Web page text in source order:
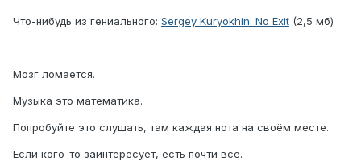
Что-нибудь из гениального: Sergey Kuryokhin: No Exit (2,5 мб)
Мозг ломается.
Музыка это математика.
Попробуйте это слушать, там каждая нота на своём месте.
Если кого-то заинтересует, есть почти всё.